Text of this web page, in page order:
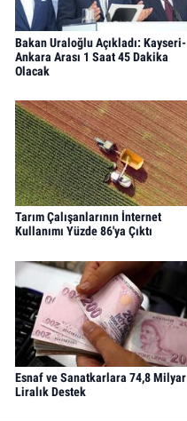
Bakan Uraloğlu Açıkladı: Kayseri-
Ankara Arası 1 Saat 45 Dakika
Olacak
Tarım Çalışanlarının İnternet
Kullanımı Yüzde 86'ya Çıktı
Esnaf ve Sanatkarlara 74,8 Milyar
Liralık Destek